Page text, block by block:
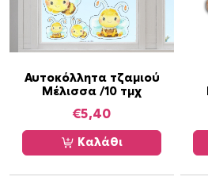
Αυτοκόλλητα τζαμιού
Μέλισσα /10 τμχ
€5,40
Καλάθι